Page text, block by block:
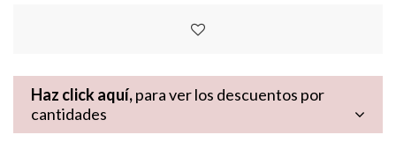
Haz click aquí,para ver los descuentos por
cantidades